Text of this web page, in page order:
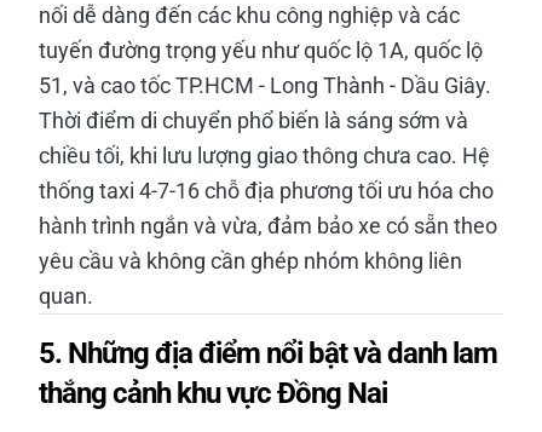
nối dễ dàng đến các khu công nghiệp và các
tuyến đường trọng yếu như quốc lộ 1A, quốc lộ
51, và cao tốc TP.HCM - Long Thành - Dầu Giây.
Thời điểm di chuyển phổ biến là sáng sớm và
chiều tối, khi lưu lượng giao thông chưa cao. Hệ
thống taxi 4-7-16 chỗ địa phương tối ưu hóa cho
hành trình ngắn và vừa, đảm bảo xe có sẵn theo
yêu cầu và không cần ghép nhóm không liên
quan.
5. Những địa điểm nổi bật và danh lam
thắng cảnh khu vực Đồng Nai